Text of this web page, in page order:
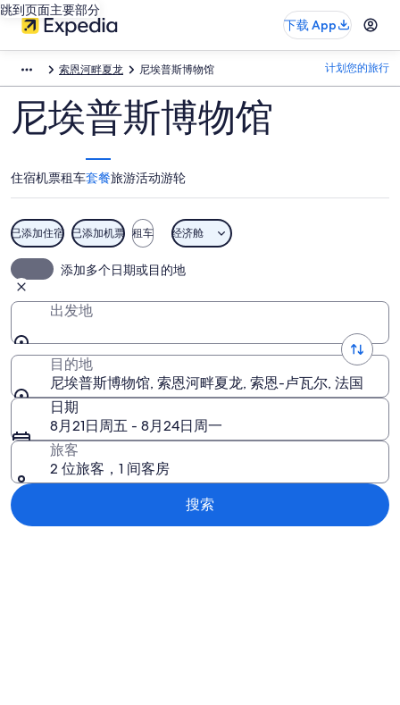
跳到页面主要部分
下载 App
索恩河畔夏龙 尼埃普斯博物馆 计划您的旅行
尼埃普斯博物馆
住宿机票租车套餐旅游活动游轮
已添加住宿 已添加机票 租车 经济舱
添加多个日期或目的地
出发地
目的地
尼埃普斯博物馆, 索恩河畔夏龙, 索恩-卢瓦尔, 法国
日期
8月21日周五 - 8月24日周一
旅客
2 位旅客，1 间客房
搜索